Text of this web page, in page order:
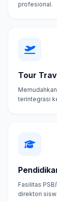
profesional.
Tour
terintegrasi
Fasilitas
direktori